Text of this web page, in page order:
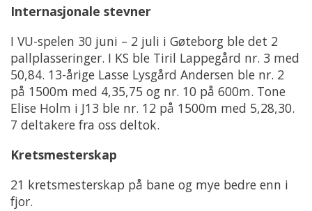
Internasjonale stevner
I VU-spelen 30 juni – 2 juli i Gøteborg ble det 2
pallplasseringer. I KS ble Tiril Lappegård nr. 3 med
50,84. 13-årige Lasse Lysgård Andersen ble nr. 2
på 1500m med 4,35,75 og nr. 10 på 600m. Tone
Elise Holm i J13 ble nr. 12 på 1500m med 5,28,30.
7 deltakere fra oss deltok.
Kretsmesterskap
21 kretsmesterskap på bane og mye bedre enn i
fjor.